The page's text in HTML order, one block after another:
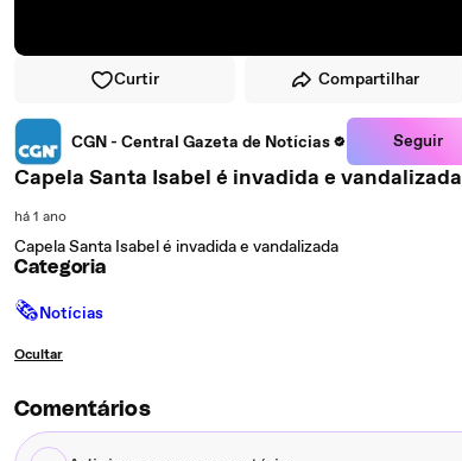
Curtir Compartilhar
CGN - Central Gazeta de Notícias Seguir
Capela Santa Isabel é invadida e vandalizada
há 1 ano
Capela Santa Isabel é invadida e vandalizada
Categoria
🗞Notícias
Ocultar
Comentários